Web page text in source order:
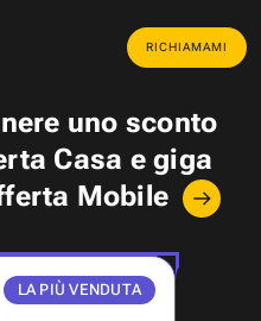
RICHIAMAMI
uno sconto
Casa egiga
Mobile
LA PIÙ VENDUTA